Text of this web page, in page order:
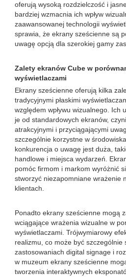
oferują wysoką rozdzielczość i
bardziej wzmacnia ich wpływ
zaawansowanej technologii
sprawia, że ​​ekrany sześcienne są
uwagę opcją dla szerokiej gamy
Zalety ekranów Cube w
wyświetlaczami
Ekrany sześcienne oferują kilka
tradycyjnymi płaskimi
względem wpływu wizualnego. Ich
je od standardowych ekranów,
atrakcyjnymi i przyciągającymi
szczególnie korzystne w
konkurencja o uwagę jest duża,
handlowe i miejsca wydarzeń.
pomóc firmom i markom wyróżnić
stworzyć niezapomniane wrażenie
klientach.
Ponadto ekrany sześcienne mogą
wciągające wrażenia wizualne w
wyświetlaczami. Trójwymiarowy
realizmu, co może być szczególnie
zastosowaniach digital signage i
w muzeum ekrany sześcienne
tworzenia interaktywnych